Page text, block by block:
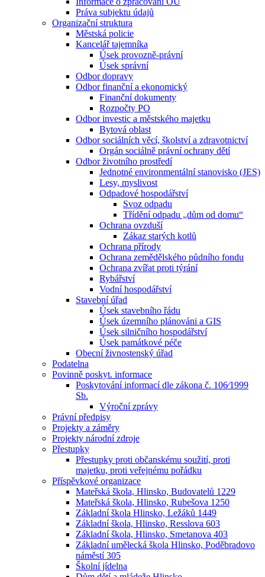
Práva subjektu údajů
Organizační struktura
Městská policie
Kancelář tajemníka
Úsek provozně-právní
Úsek správní
Odbor dopravy
Odbor finanční a ekonomický
Finanční dokumenty
Rozpočty PO
Odbor investic a městského majetku
Bytová oblast
Odbor sociálních věcí, školství a zdravotnictví
Orgán sociálně právní ochrany dětí
Odbor životního prostředí
Jednotné environmentální stanovisko (JES)
Lesy, myslivost
Odpadové hospodářství
Svoz odpadu
Třídění odpadu „dům od domu“
Ochrana ovzduší
Zákaz starých kotlů
Ochrana přírody
Ochrana zemědělského půdního fondu
Ochrana zvířat proti týrání
Rybářství
Vodní hospodářství
Stavební úřad
Úsek stavebního řádu
Úsek územního plánováni a GIS
Úsek silničního hospodářství
Úsek památkové péče
Obecní živnostenský úřad
Podatelna
Povinně poskyt. informace
Poskytování informací dle zákona č. 106⁄1999
Sb.
Výroční zprávy
Právní předpisy
Projekty a záměry
Projekty národní zdroje
Přestupky
Přestupky proti občanskému soužití, proti
majetku, proti veřejnému pořádku
Příspěvkové organizace
Mateřská škola, Hlinsko, Budovatelů 1229
Mateřská škola, Hlinsko, Rubešova 1250
Základní škola Hlinsko, Ležáků 1449
Základní škola, Hlinsko, Resslova 603
Základní škola, Hlinsko, Smetanova 403
Základní umělecká škola Hlinsko, Poděbradovo
náměstí 305
Školní jídelna